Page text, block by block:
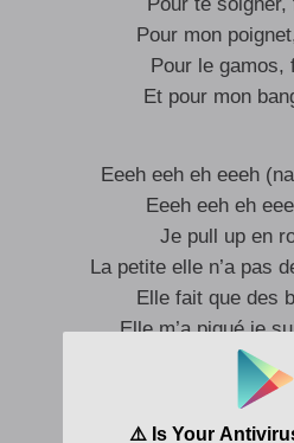
Pour mon
Pour le gamos,
Et pour mon
Eeeh eeh eh eeeh
Eeeh eeh eh
Je pull up en
La petite elle n’a pas
Elle fait que des
Elle m’a piqué je
Eeh eeh eh
Eleya eleya avec moi
Eeh eeh eh eh